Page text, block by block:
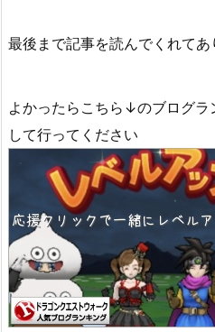
最後まで記事を読んでくれてあ
よかったらこちら↓のブログラ
して行ってください